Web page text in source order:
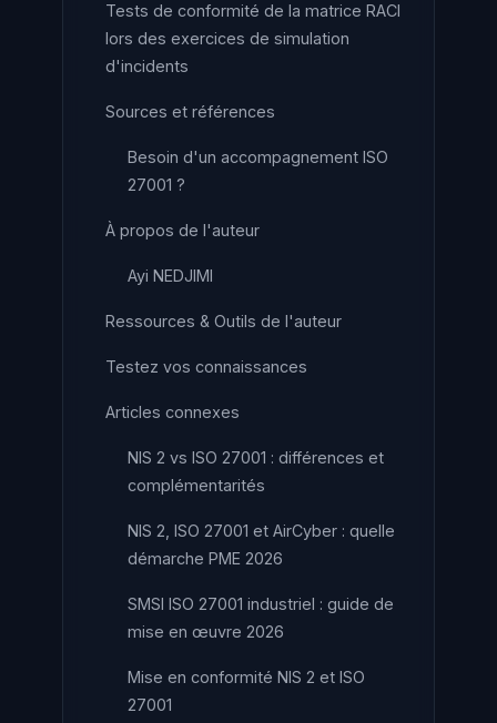
Tests de conformité de la matrice RACI
lors des exercices de simulation
d'incidents
Sources et références
Besoin d'un accompagnement ISO
27001 ?
À propos de l'auteur
Ayi NEDJIMI
Ressources & Outils de l'auteur
Testez vos connaissances
Articles connexes
NIS 2 vs ISO 27001 : différences et
complémentarités
NIS 2, ISO 27001 et AirCyber : quelle
démarche PME 2026
SMSI ISO 27001 industriel : guide de
mise en œuvre 2026
Mise en conformité NIS 2 et ISO
27001